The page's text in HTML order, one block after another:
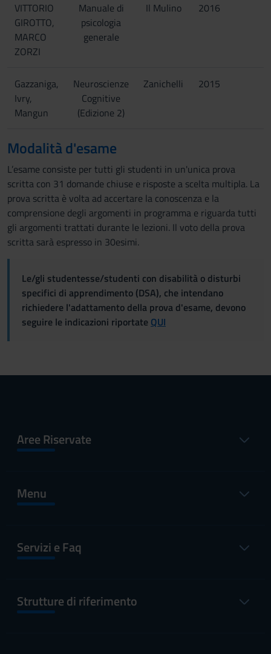
VITTORIO
GIROTTO,
MARCO
ZORZI
Manuale di
psicologia
generale
Il Mulino 2016
Gazzaniga,
Ivry,
Mangun
Neuroscienze
Cognitive
(Edizione 2)
Zanichelli 2015
Modalità d'esame
L’esame consiste per tutti gli studenti in un'unica prova
scritta con 31 domande chiuse e risposte a scelta multipla. La
prova scritta è volta ad accertare la conoscenza e la
comprensione degli argomenti in programma e riguarda tutti
gli argomenti trattati durante le lezioni. Il voto della prova
scritta sarà espresso in 30esimi.
Le/gli studentesse/studenti con disabilità o disturbi
specifici di apprendimento (DSA), che intendano
richiedere l'adattamento della prova d'esame, devono
seguire le indicazioni riportate QUI
Aree Riservate
Menu
Servizi e Faq
Strutture di riferimento